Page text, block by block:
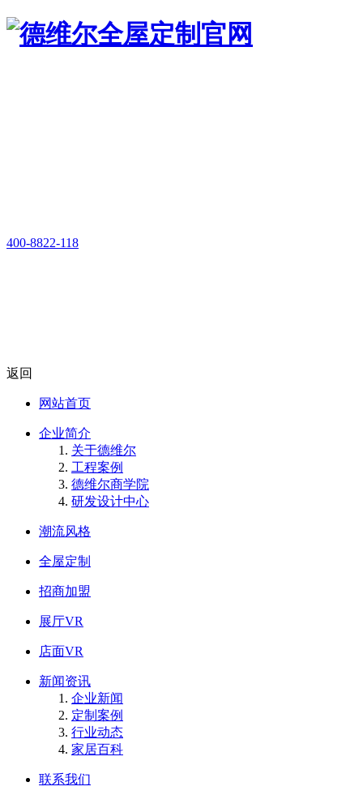
400-8822-118
返回
网站首页
企业简介
关于德维尔
工程案例
德维尔商学院
研发设计中心
潮流风格
全屋定制
招商加盟
展厅VR
店面VR
新闻资讯
企业新闻
定制案例
行业动态
家居百科
联系我们